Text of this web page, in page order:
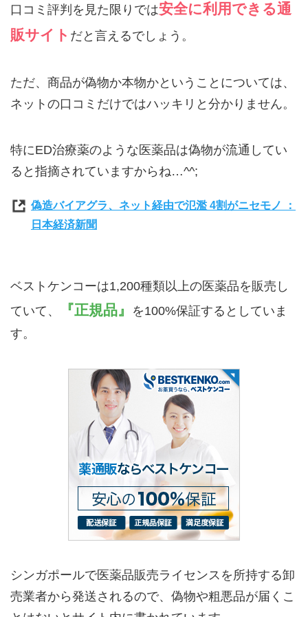
口コミ評判を見た限りでは安全に利用できる通
販サイト だと言えるでしょう。
ただ、商品が偽物か本物かということについては、
ネットの口コミだけではハッキリと分かりません。
特にED治療薬のような医薬品は偽物が流通してい
ると指摘されていますからね…^^;
偽造バイアグラ、ネット経由で氾濫 4割がニセモノ ：
日本経済新聞
ベストケンコーは1,200種類以上の医薬品を販売し
ていて、
『正規品』
を100%保証するとしていま
す。
シンガポールで医薬品販売ライセンスを所持する卸
売業者から発送されるので、偽物や粗悪品が届くこ